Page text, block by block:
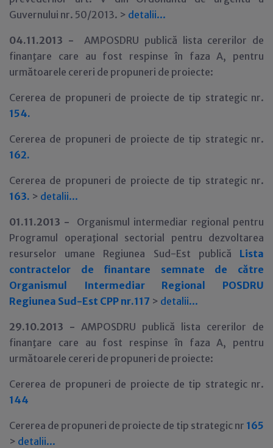
Guvernului nr. 50/2013. > detalii...
04.11.2013 -AMPOSDRU publică lista cererilor de
finanţare care au fost respinse în faza A, pentru
următoarele cereri de propuneri de proiecte:
Cererea de propuneri de proiecte de tip strategic nr.
154.
Cererea de propuneri de proiecte de tip strategic nr.
162.
Cererea de propuneri de proiecte de tip strategic nr.
163. > detalii...
01.11.2013 - Organismul intermediar regional pentru
Programul operaţional sectorial pentru dezvoltarea
resurselor umane Regiunea Sud-Est publică Lista
contractelor de finantare semnate de către
Organismul Intermediar Regional POSDRU
Regiunea Sud-Est CPP nr.117 > detalii...
29.10.2013 - AMPOSDRU publică lista cererilor de
finanţare care au fost respinse în faza A, pentru
următoarele cereri de propuneri de proiecte:
Cererea de propuneri de proiecte de tip strategic nr.
144
Cererea de propuneri de proiecte de tip strategic nr 165
> detalii...